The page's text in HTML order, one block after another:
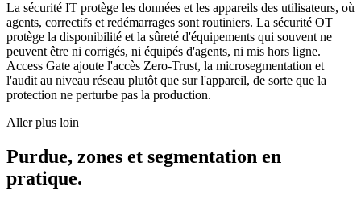
La sécurité IT protège les données et les appareils des utilisateurs, où
agents, correctifs et redémarrages sont routiniers. La sécurité OT
protège la disponibilité et la sûreté d'équipements qui souvent ne
peuvent être ni corrigés, ni équipés d'agents, ni mis hors ligne.
Access Gate ajoute l'accès Zero-Trust, la microsegmentation et
l'audit au niveau réseau plutôt que sur l'appareil, de sorte que la
protection ne perturbe pas la production.
Aller plus loin
Purdue, zones et segmentation en
pratique.